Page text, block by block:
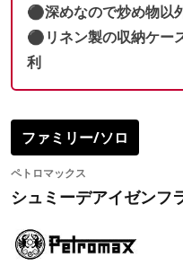
⚫︎深めなので炒め物以
⚫︎リネン製の収納ケー
利
ファミリー/ソロ
ペトロマックス
シュミーデアイゼンフ